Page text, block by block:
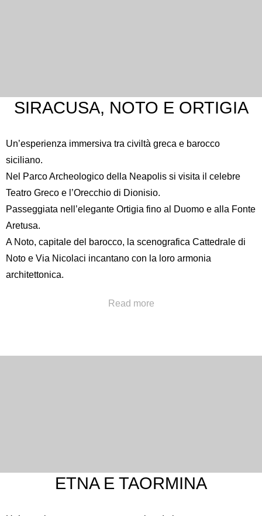
SIRACUSA, NOTO E ORTIGIA
Un’esperienza immersiva tra civiltà greca e barocco
siciliano.
Nel Parco Archeologico della Neapolis si visita il celebre
Teatro Greco e l’Orecchio di Dionisio.
Passeggiata nell’elegante Ortigia fino al Duomo e alla Fonte
Aretusa.
A Noto, capitale del barocco, la scenografica Cattedrale di
Noto e Via Nicolaci incantano con la loro armonia
architettonica.
Read more
ETNA E TAORMINA